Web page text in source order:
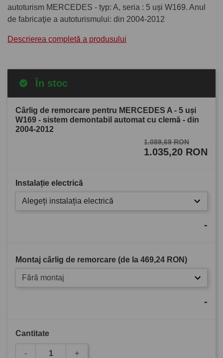
autoturism MERCEDES - typ: A, seria : 5 uşi W169. Anul
de fabricaţie a autoturismului: din 2004-2012
Descrierea completă a produsului
În stoc
Cârlig de remorcare pentru MERCEDES A - 5 uşi
W169 - sistem demontabil automat cu clemă - din
2004-2012
1.089,69 RON
1.035,20 RON
Instalație electrică
Alegeți instalația electrică
-
Montaj cârlig de remorcare (de la 469,24 RON)
Fără montaj
-
Cantitate
- +